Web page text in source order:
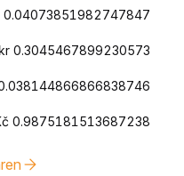
0.04073851982747847
0.3045467899230573
0.9875181513687238